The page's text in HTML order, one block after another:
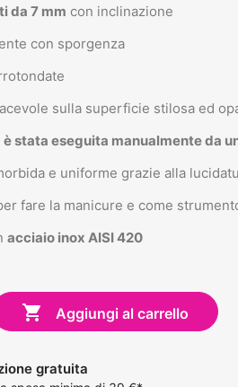
da 7 mm con inclinazione
con sporgenza
sulla superficie stilosa ed
stata eseguita manualmente da
e uniforme grazie alla
fare la manicure e come
acciaio inox AISI 420
 Aggiungi al carrello
gratuita